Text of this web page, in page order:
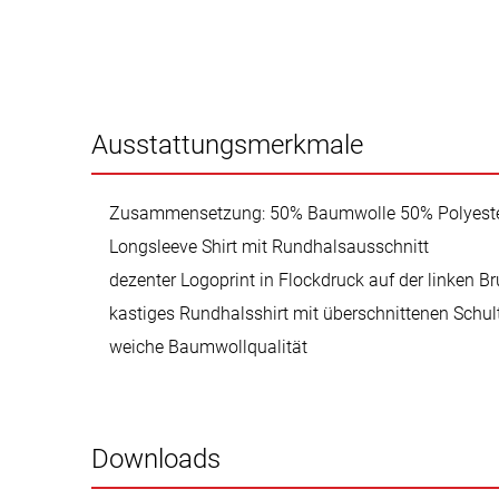
Ausstattungsmerkmale
Zusammensetzung: 50% Baumwolle 50%
Longsleeve Shirt mit Rundhalsausschnitt
dezenter Logoprint in Flockdruck auf der linken
kastiges Rundhalsshirt mit überschnittenen
weiche Baumwollqualität
Downloads